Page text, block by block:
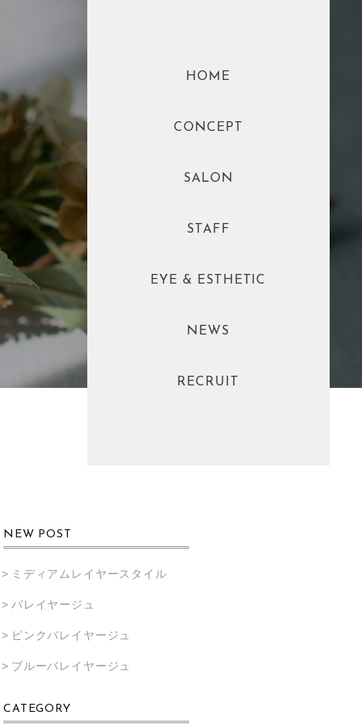
HOME
CONCEPT
SALON
STAFF
EYE & ESTHETIC
NEWS
RECRUIT
NEW POST
ミディアムレイヤースタイル
バレイヤージュ
ピンクバレイヤージュ
ブルーバレイヤージュ
CATEGORY